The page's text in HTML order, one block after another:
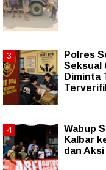
Polres
Seksual
Diminta
Wabup
Kalbar
dan